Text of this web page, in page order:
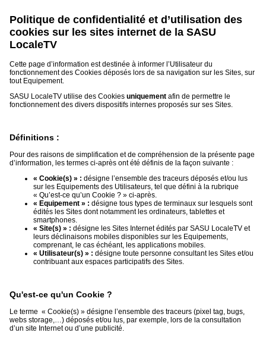
Médias
Blogs
Prémium
Inscription
éditeur
Politique de confidentialité et d’utilisation des
cookies sur les sites internet de la SASU
LocaleTV
Cette page d’information est destinée à informer l’Utilisateur du
fonctionnement des Cookies déposés lors de sa navigation sur les Sites, sur
tout Equipement.
SASU LocaleTV utilise des Cookies uniquement afin de permettre le
fonctionnement des divers dispositifs internes proposés sur ses Sites.
Définitions :
Pour des raisons de simplification et de compréhension de la présente page
d’information, les termes ci-après ont été définis de la façon suivante :
« Cookie(s) » : désigne l’ensemble des traceurs déposés et/ou lus
sur les Equipements des Utilisateurs, tel que défini à la rubrique
« Qu’est-ce qu’un Cookie ? » ci-après.
« Equipement » : désigne tous types de terminaux sur lesquels sont
édités les Sites dont notamment les ordinateurs, tablettes et
smartphones.
« Site(s) » : désigne les Sites Internet édités par SASU LocaleTV et
leurs déclinaisons mobiles disponibles sur les Equipements,
comprenant, le cas échéant, les applications mobiles.
« Utilisateur(s) » : désigne toute personne consultant les Sites et/ou
contribuant aux espaces participatifs des Sites.
Qu'est-ce qu'un Cookie ?
Le terme « Cookie(s) » désigne l’ensemble des traceurs (pixel tag, bugs,
webs storage,…) déposés et/ou lus, par exemple, lors de la consultation
d’un site Internet ou d’une publicité.